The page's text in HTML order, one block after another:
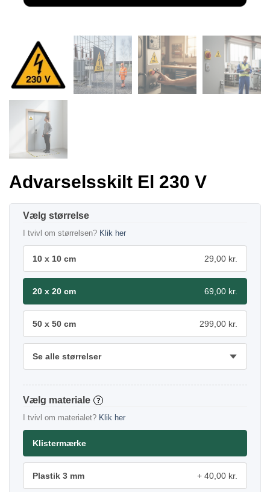
Advarselsskilt El 230 V
størrelse
I tvivl om størrelsen? Klik her
10 x 10 cm 29,00 kr.
20 x 20 cm 69,00 kr.
50 x 50 cm 299,00 kr.
Se alle størrelser
materiale ?
I tvivl om materialet? Klik her
Klistermærke
Plastik 3 mm 40,00 kr.